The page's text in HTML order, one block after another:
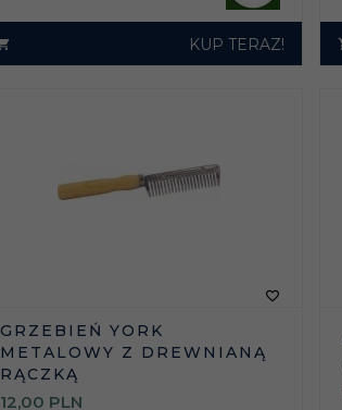
KUP TERAZ!
GRZEBIEŃ YORK
METALOWY Z DREWNIANĄ
RĄCZKĄ
12,00 PLN